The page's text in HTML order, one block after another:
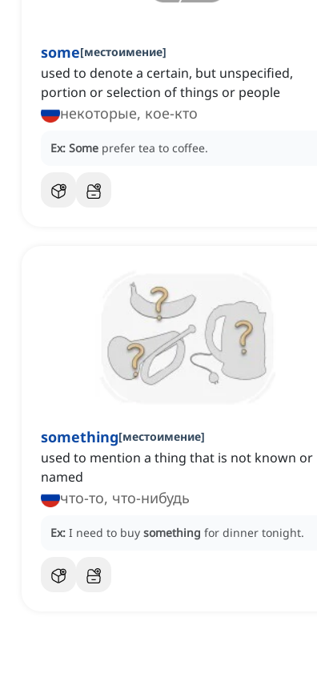
some[местоимение]
used to denote a certain, but unspecified,
portion or selection of things or people
некоторые, кое-кто
Ex: Some prefer tea to coffee.
something[местоимение]
used to mention a thing that is not known or
named
что-то, что-нибудь
Ex: I need to buy something for dinner tonight.